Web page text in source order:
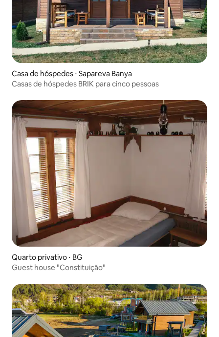
Casa de hóspedes ⋅ Sapareva Banya
Casas de hóspedes BRIK para cinco pessoas
Quarto privativo ⋅ BG
Guest house "Constituição"